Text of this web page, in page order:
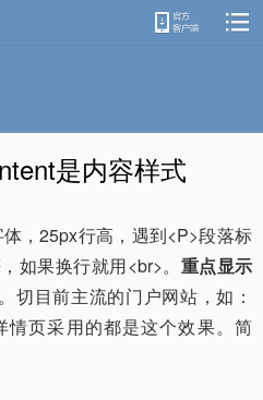
是内容样式
，25px行高，遇到<P>段落标
如果换行就用<br>。 重点显示
切目前主流的门户网站，如：
页采用的都是这个效果。简